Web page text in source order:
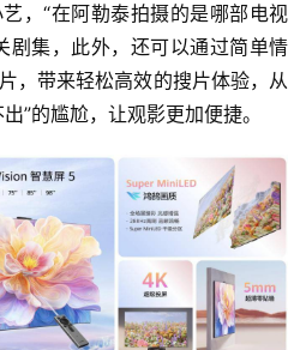
，“在阿勒泰拍摄的是哪部电视
剧集，此外，还可以通过简单情
，带来轻松高效的搜片体验，从
”的尴尬，让观影更加便捷。